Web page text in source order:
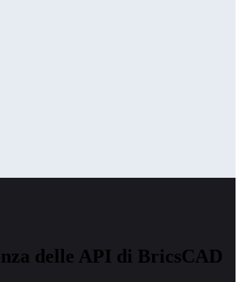
delle API di BricsCAD